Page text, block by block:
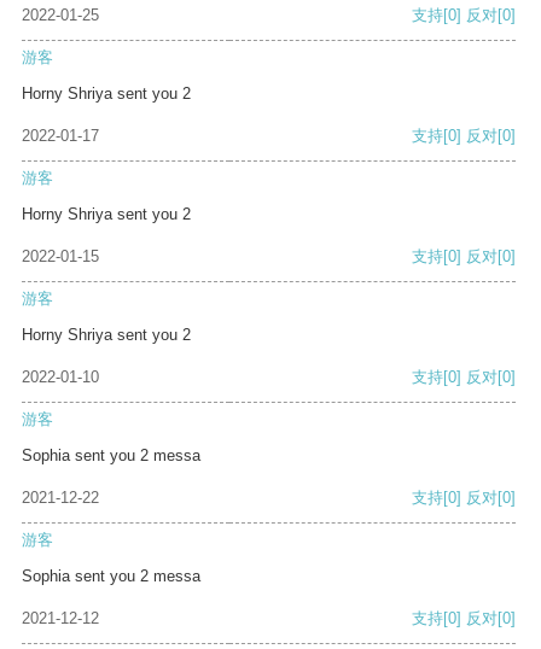
2022-01-25 支持[0] 反对[0]
游客
Horny Shriya sent you 2
2022-01-17 支持[0] 反对[0]
游客
Horny Shriya sent you 2
2022-01-15 支持[0] 反对[0]
游客
Horny Shriya sent you 2
2022-01-10 支持[0] 反对[0]
游客
Sophia sent you 2 messa
2021-12-22 支持[0] 反对[0]
游客
Sophia sent you 2 messa
2021-12-12 支持[0] 反对[0]